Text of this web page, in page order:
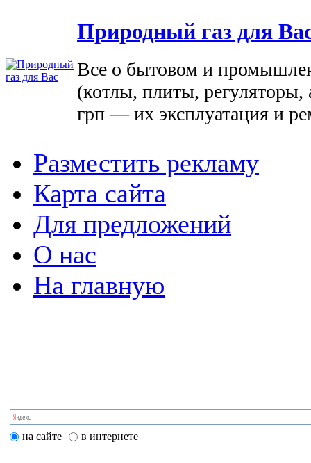
Природный газ для
Все о бытовом и
(котлы, плиты, регуляторы,
грп — их эксплуатация и
Разместить рекламу
Карта сайта
Для предложений
О нас
На главную
на сайте в интернете